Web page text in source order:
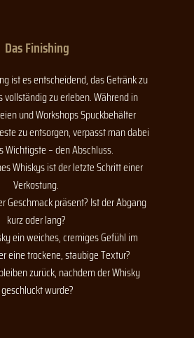
Das Finishing
ist es entscheidend, das Getränk zu
vollständig zu erleben. Während in
und Workshops Spuckbehälter
zu entsorgen, verpasst man dabei
Wichtigste – den Abschluss.
Whiskys ist der letzte Schritt einer
Verkostung.
Geschmack präsent? Ist der Abgang
kurz oder lang?
ein weiches, cremiges Gefühl im
eine trockene, staubige Textur?
zurück, nachdem der Whisky
geschluckt wurde?